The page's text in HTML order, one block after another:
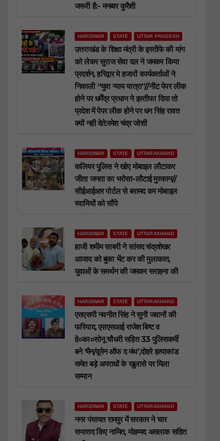
जरूरी है:- मनव्वर कुरैशी
HARIDWAR STATE UTTAR PRADESH
उत्तराखंड के शिक्षा मंत्री के इस्तीफे की मांग
को लेकर सुराज सेवा दल ने जमकर किया
प्रदर्शन, हरिद्वार मे हजारों कार्यकर्ताओं ने
निकाली “युवा न्याय यात्रा”//नीट पेपर लीक
होने पर धर्मेंद्र प्रधान ने इस्तीफा दिया तो
प्रदेश में पेपर लीक होने पर धन सिंह रावत
क्यों नही देते:रमेश चंद्र जोशी
HARIDWAR STATE UTTARAKHAND
कलियर पुलिस ने खोए मोबाइल लौटाकर
जीता जनता का भरोसा-लौटाई मुस्कान//
सीईआईआर पोर्टल से बरामद कर मोबाइल
स्वामियों को सौंपे
HARIDWAR STATE UTTARAKHAND
हाजी शमीम साबरी ने सांसद चंद्रशेखर
आजाद को बुका भेंट कर की मुलाकात,
युवाओं के समर्थन की जमकर सराहना की
HARIDWAR STATE UTTARAKHAND
एसएसपी नवनीत सिंह ने सुनी जवानों की
फरियाद, एसएसआई राजेश बिष्ट व
हे०का०सोनू चौधरी सहित 33 पुलिसकर्मी
बने ‘मैन/वूमेन ऑफ द मंथ’,दोहरे हत्याकांड
समेत बड़े अपराधों के खुलासे पर मिला
सम्मान
HARIDWAR STATE UTTARAKHAND
नगर पंचायत रामपुर में सरकार ने चार
सभासद किए नामित, मोहम्मद अख्लाक सहित